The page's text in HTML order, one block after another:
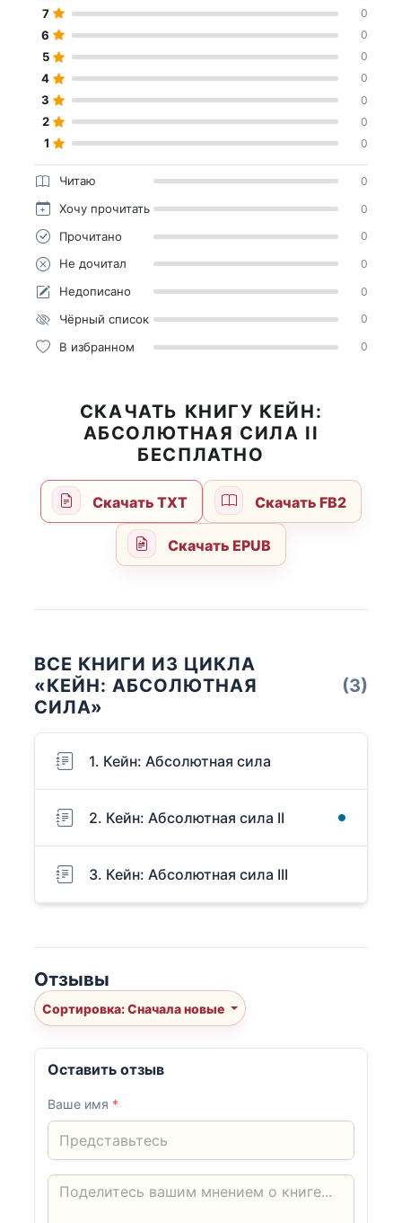
7 0
6 0
5 0
4 0
3 0
2 0
1 0
Читаю 0
Хочу прочитать 0
Прочитано 0
Не дочитал 0
Недописано 0
Чёрный список 0
В избранном 0
СКАЧАТЬ КНИГУ КЕЙН:
АБСОЛЮТНАЯ СИЛА II
БЕСПЛАТНО
Скачать TXT Скачать FB2
Скачать EPUB
ВСЕ КНИГИ ИЗ ЦИКЛА
«КЕЙН: АБСОЛЮТНАЯ
СИЛА»
(3)
1. Кейн: Абсолютная сила
2. Кейн: Абсолютная сила II
3. Кейн: Абсолютная сила III
Отзывы
Сортировка: Сначала новые
Оставить отзыв
Ваше имя *